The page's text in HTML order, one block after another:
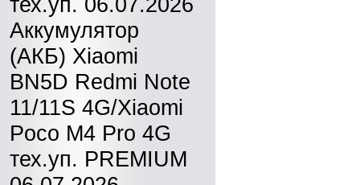
Аккумулятор
(АКБ) Xiaomi
BN5D Redmi Note
11/11S 4G/Xiaomi
Poco M4 Pro 4G
тех.уп. PREMIUM